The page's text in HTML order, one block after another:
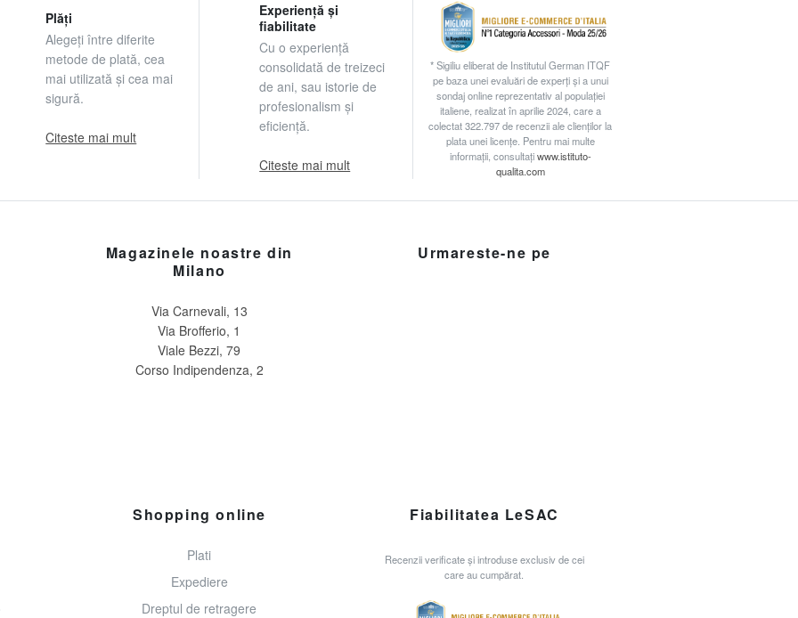
Plăți
Alegeți între diferite
metode de plată, cea
mai utilizată și cea mai
sigură.
Citeste mai mult
Experiență și
fiabilitate
Cu o experiență
consolidată de treizeci
de ani, sau istorie de
profesionalism și
eficiență.
Citeste mai mult
* Sigiliu eliberat de Institutul German ITQF
pe baza unei evaluări de experți și a unui
sondaj online reprezentativ al populației
italiene, realizat în aprilie 2024, care a
colectat 322.797 de recenzii ale clienților la
plata unei licențe. Pentru mai multe
informații, consultațiwww.istituto-
qualita.com
Magazinele noastre din
Milano
Via Carnevali, 13
Via Brofferio, 1
Viale Bezzi, 79
Corso Indipendenza, 2
Urmareste-ne pe
Shopping online
Plati
Expediere
Dreptul de retragere
Fiabilitatea LeSAC
Recenzii verificate și introduse exclusiv de cei
care au cumpărat.